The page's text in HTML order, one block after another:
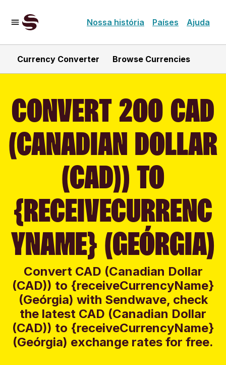
Nossa história Países Ajuda
Currency Converter Browse Currencies
CONVERT 200 CAD
(CANADIAN DOLLAR
(CAD)) TO
{RECEIVECURRENC
YNAME} (GEÓRGIA)
Convert CAD (Canadian Dollar
(CAD)) to {receiveCurrencyName}
(Geórgia) with Sendwave, check
the latest CAD (Canadian Dollar
(CAD)) to {receiveCurrencyName}
(Geórgia) exchange rates for free.